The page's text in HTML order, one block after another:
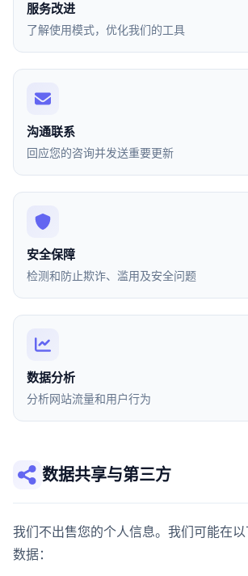
服务改进
了解使用模式，优化我们的工具
沟通联系
回应您的咨询并发送重要更新
安全保障
检测和防止欺诈、滥用及安全问题
数据分析
分析网站流量和用户行为
数据共享与第三方
我们不出售您的个人信息。我们可能在
数据：